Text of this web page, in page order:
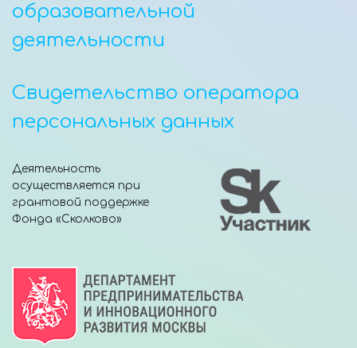
образовательной
деятельности
Свидетельство оператора
персональных данных
Деятельность
осуществляется при
грантовой поддержке
Фонда «Сколково»